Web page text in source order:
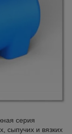
серия
сыпучих и вязких